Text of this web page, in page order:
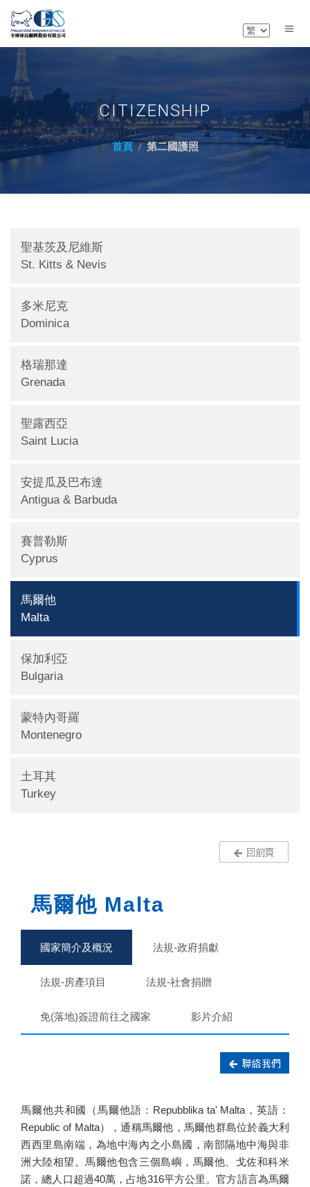
CITIZENSHIP
首頁 第二國護照
聖基茨及尼維斯
St. Kitts & Nevis
多米尼克
Dominica
格瑞那達
Grenada
聖露西亞
Saint Lucia
安提瓜及巴布達
Antigua & Barbuda
賽普勒斯
Cyprus
馬爾他
Malta
保加利亞
Bulgaria
蒙特內哥羅
Montenegro
土耳其
Turkey
馬爾他 Malta
國家簡介及概況 法規-政府捐獻
法規-房產項目 法規-社會捐贈
免(落地)簽證前往之國家 影片介紹
馬爾他共和國（馬爾他語：Repubblika ta' Malta，英語：
Republic of Malta），通稱馬爾他，馬爾他群島位於義大利
西西里島南端，為地中海內之小島國，南部隔地中海與非
洲大陸相望。馬爾他包含三個島嶼，馬爾他、戈佐和科米
諾，總人口超過40萬，占地316平方公里。官方語言為馬爾